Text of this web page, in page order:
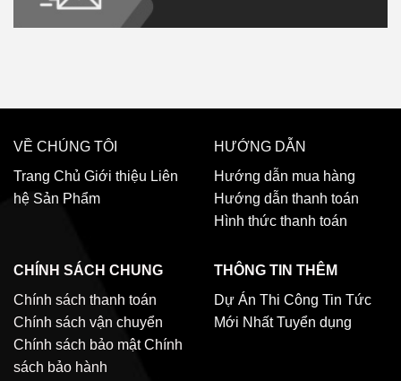
VỀ CHÚNG TÔI
Trang Chủ Giới thiệu Liên
hệ Sản Phẩm
HƯỚNG DẪN
Hướng dẫn mua hàng
Hướng dẫn thanh toán
Hình thức thanh toán
CHÍNH SÁCH CHUNG
Chính sách thanh toán
Chính sách vận chuyển
Chính sách bảo mật Chính
sách bảo hành
THÔNG TIN THÊM
Dự Án Thi Công Tin Tức
Mới Nhất Tuyển dụng